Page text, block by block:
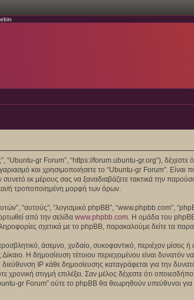
“Ubuntu-gr Forum”, “https://forum.ubuntu-gr.org”),
και χρησιμοποιήσετε το “Ubuntu-gr Forum”. Είναι
εκ μέρους σας να ξαναδιαβάζετε τακτικά την
ή τροποποιημένη μορφή των όρων.
“αυτούς”, “λογισμικό phpBB”,
από την σελίδα www.phpbb.com . Η ομάδα του
σχετικά με το phpBB, παρακαλούμε δείτε τα
άσεμνο, χυδαίο, συκοφαντικό, περιέχον μίσος
Δίκαιο. Η δημοσίευση τέτοιου περιεχομένου είναι
IP κάθε δημοσίευσης καταγράφεται για την
χρονική στιγμή επιλέξει. Σαν μέλος δέχεστε ότι
gr Forum” ούτε το phpBB θα θεωρηθούν υπεύθυνοι